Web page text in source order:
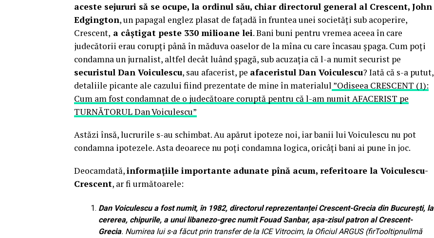
aceste sejururi să se ocupe, la ordinul său, chiar directorul general al Crescent, John
Edgington, un papagal englez plasat de fațadă în fruntea unei societăți sub acoperire,
Crescent, a câștigat peste 330 milioane lei. Bani buni pentru vremea aceea în care
judecătorii erau corupți până în măduva oaselor de la mîna cu care încasau șpaga. Cum poți
condamna un jurnalist, altfel decât luând șpagă, sub acuzația că l-a numit securist pe
securistul Dan Voiculescu, sau afacerist, pe afaceristul Dan Voiculescu? Iată că s-a putut,
detaliile picante ale cazului fiind prezentate de mine în materialul ”Odiseea CRESCENT (1):
Cum am fost condamnat de o judecătoare coruptă pentru că l-am numit AFACERIST pe
TURNĂTORUL Dan Voiculescu”
Astăzi însă, lucrurile s-au schimbat. Au apărut ipoteze noi, iar banii lui Voiculescu nu pot
condamna ipotezele. Asta deoarece nu poți condamna logica, oricâți bani ai pune în joc.
Deocamdată,informațiile importante adunate pînă acum, referitoare la Voiculescu-
Crescent, ar fi următoarele:
Dan Voiculescu a fost numit, în 1982, directorul reprezentanței Crescent-Grecia din București, la
cererea, chipurile, a unui libanezo-grec numit Fouad Sanbar, așa-zisul patron al Crescent-
Grecia. Numirea lui s-a făcut prin transfer de la ICE Vitrocim, la Oficiul ARGUS (firTooltipnullmă